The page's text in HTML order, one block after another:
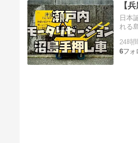
【
日本
れる
24時
6